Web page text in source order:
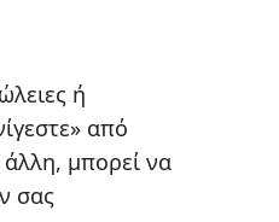
ή
από
μπορεί να
σας